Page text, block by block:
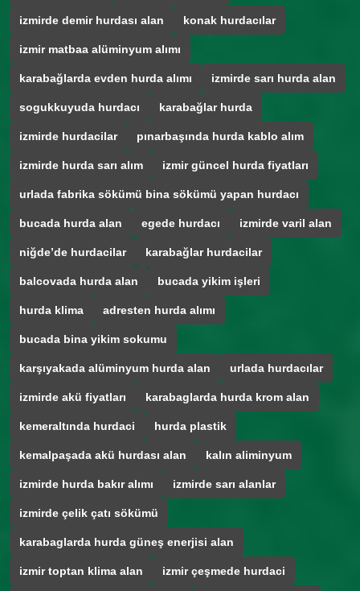
izmirde demir hurdası alan konak hurdacılar
izmir matbaa alüminyum alımı
karabağlarda evden hurda alımı izmirde sarı hurda alan
sogukkuyuda hurdacı karabağlar hurda
izmirde hurdacilar pınarbaşında hurda kablo alım
izmirde hurda sarı alım izmir güncel hurda fiyatları
urlada fabrika sökümü bina sökümü yapan hurdacı
bucada hurda alan egede hurdacı izmirde varil alan
niğde’de hurdacilar karabağlar hurdacilar
balcovada hurda alan bucada yikim işleri
hurda klima adresten hurda alımı
bucada bina yikim sokumu
karşıyakada alüminyum hurda alan urlada hurdacılar
izmirde akü fiyatları karabaglarda hurda krom alan
kemeraltında hurdaci hurda plastik
kemalpaşada akü hurdası alan kalın aliminyum
izmirde hurda bakır alımı izmirde sarı alanlar
izmirde çelik çatı sökümü
karabaglarda hurda güneş enerjisi alan
izmir toptan klima alan izmir çeşmede hurdaci